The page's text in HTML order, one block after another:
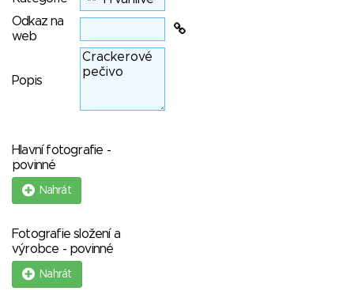
Odkaz na
web
Popis
Hlavní fotografie -
povinné
Nahrát
Fotografie složení a
výrobce - povinné
Nahrát